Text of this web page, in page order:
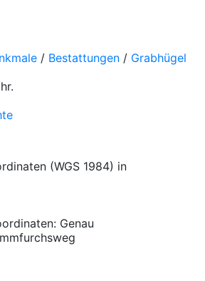
/ Bestattungen / Grabhügel
(WGS 1984) in
Genau